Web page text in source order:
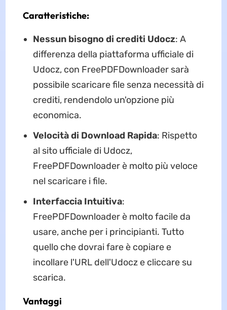
Caratteristiche:
Nessun bisogno di crediti Udocz: A
differenza della piattaforma ufficiale di
Udocz, con FreePDFDownloader sarà
possibile scaricare file senza necessità di
crediti, rendendolo un'opzione più
economica.
Velocità di Download Rapida: Rispetto
al sito ufficiale di Udocz,
FreePDFDownloader è molto più veloce
nel scaricare i file.
Interfaccia Intuitiva:
FreePDFDownloader è molto facile da
usare, anche per i principianti. Tutto
quello che dovrai fare è copiare e
incollare l'URL dell'Udocz e cliccare su
scarica.
Vantaggi